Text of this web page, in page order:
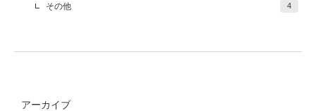
その他 4
アーカイブ